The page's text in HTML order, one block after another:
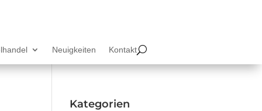
Neuigkeiten Kontakt
Kategorien